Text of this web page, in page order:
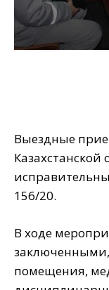
Выездные
156/20.
В ходе
помещения,